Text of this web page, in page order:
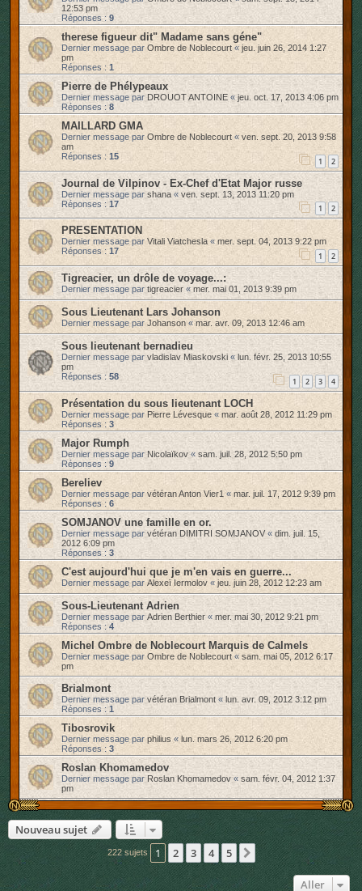
12:53 pm
Réponses : 9
therese figueur dit" Madame sans géne"
Dernier message par Ombre de Noblecourt « jeu. juin 26, 2014 1:27
pm
Réponses : 1
Pierre de Phélypeaux
Dernier message parDROUOT ANTOINE « jeu. oct. 17, 2013 4:06 pm
Réponses : 8
MAILLARD GMA
Dernier message par Ombre de Noblecourt « ven. sept. 20, 2013 9:58
am
Réponses : 15 1 2
Journal de Vilpinov - Ex-Chef d'Etat Major russe
Dernier message parshana « ven. sept. 13, 2013 11:20 pm
Réponses : 17 1 2
PRESENTATION
Dernier message par Vitali Viatchesla «mer. sept. 04, 2013 9:22 pm
Réponses : 17 1 2
Tigreacier, un drôle de voyage...:
Dernier message partigreacier « mer. mai 01, 2013 9:39 pm
Sous Lieutenant Lars Johanson
Dernier message par Johanson «mar. avr. 09, 2013 12:46 am
Sous lieutenant bernadieu
Dernier message parvladislav Miaskovski « lun. févr. 25, 2013 10:55
pm
Réponses : 58 1 2 3 4
Présentation du sous lieutenant LOCH
Dernier message par Pierre Lévesque « mar. août 28, 2012 11:29 pm
Réponses : 3
Major Rumph
Dernier message parNicolaïkov« sam. juil. 28, 2012 5:50 pm
Réponses : 9
Bereliev
Dernier message par vétéran Anton Vier1 « mar. juil. 17, 2012 9:39 pm
Réponses : 6
SOMJANOV une famille en or.
Dernier message parvétéran DIMITRI SOMJANOV « dim. juil. 15,
2012 6:09 pm
Réponses : 3
C'est aujourd'hui que je m'en vais en guerre...
Dernier message par Alexeï Iermolov «jeu. juin 28, 2012 12:23 am
Sous-Lieutenant Adrien
Dernier message parAdrien Berthier « mer. mai 30, 2012 9:21 pm
Réponses : 4
Michel Ombre de Noblecourt Marquis de Calmels
Dernier message par Ombre de Noblecourt « sam. mai 05, 2012 6:17
pm
Brialmont
Dernier message parvétéran Brialmont « lun. avr. 09, 2012 3:12 pm
Réponses : 1
Tibosrovik
Dernier message par philius« lun. mars 26, 2012 6:20 pm
Réponses : 3
Roslan Khomamedov
Dernier message parRoslan Khomamedov« sam. févr. 04, 2012 1:37
pm
Nouveau sujet
222 sujets 1 2 3 4 5 Suivant
Aller